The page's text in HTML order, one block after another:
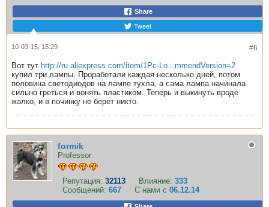
Share
Tweet
#6
10-03-15, 15:29
Вот тут http://ru.aliexpress.com/item/1Pc-Lo...mmendVersion=2
купил три лампы. Проработали каждая несколько дней, потом
половина светодиодов на лампе тухла, а сама лампа начинала
сильно греться и вонять пластиком. Теперь и выкинуть вроде
жалко, и в починку не берет никто.
formik
Professor
Репутация: 32113 Влияние: 333
Сообщений: 667 С нами с 06.12.14